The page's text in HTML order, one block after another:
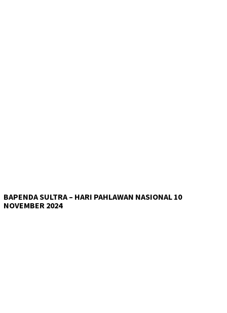
BAPENDA SULTRA – HARI PAHLAWAN NASIONAL 10
NOVEMBER 2024